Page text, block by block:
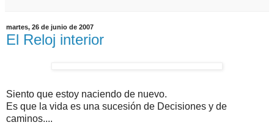
martes, 26 de junio de 2007
El Reloj interior
Siento que estoy naciendo de nuevo.
Es que la vida es una sucesión de Decisiones y de
caminos....